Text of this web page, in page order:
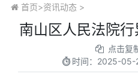
首页>资讯动态>
南山区人民法院
点击复
时间： 2025-05-